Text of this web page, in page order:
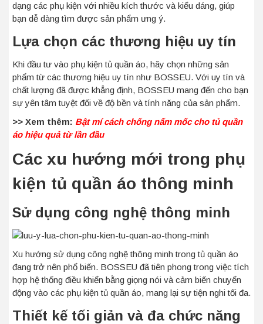
dạng các phụ kiện với nhiều kích thước và kiểu dáng, giúp
bạn dễ dàng tìm được sản phẩm ưng ý.
Lựa chọn các thương hiệu uy tín
Khi đầu tư vào phụ kiện tủ quần áo, hãy chọn những sản
phẩm từ các thương hiệu uy tín như BOSSEU. Với uy tín và
chất lượng đã được khẳng định, BOSSEU mang đến cho bạn
sự yên tâm tuyệt đối về độ bền và tính năng của sản phẩm.
>> Xem thêm: Bật mí cách chống nấm mốc cho tủ quần
áo hiệu quả từ lần đầu
Các xu hướng mới trong phụ
kiện tủ quần áo thông minh
Sử dụng công nghệ thông minh
Xu hướng sử dụng công nghệ thông minh trong tủ quần áo
đang trở nên phổ biến. BOSSEU đã tiên phong trong việc tích
hợp hệ thống điều khiển bằng giọng nói và cảm biến chuyển
động vào các phụ kiện tủ quần áo, mang lại sự tiện nghi tối đa.
Thiết kế tối giản và đa chức năng